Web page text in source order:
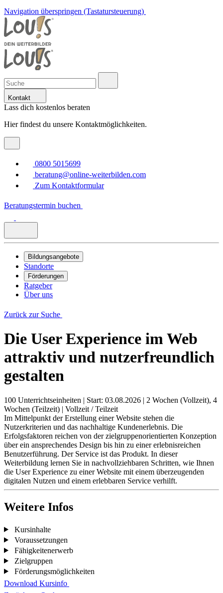
Navigation überspringen (Tastatursteuerung)
Kontakt
Lass dich kostenlos beraten
Hier findest du unsere Kontaktmöglichkeiten.
0800 5015699
beratung@online-weiterbilden.com
Zum Kontaktformular
Beratungstermin buchen
Bildungsangebote
Standorte
Förderungen
Ratgeber
Über uns
Zurück zur Suche
Die User Experience im Web
attraktiv und nutzerfreundlich
gestalten
100 Unterrichtseinheiten | Start: 03.08.2026 | 2 Wochen (Vollzeit), 4
Wochen (Teilzeit) | Vollzeit / Teilzeit
Im Mittelpunkt der Erstellung einer Website stehen die
Nutzerkriterien und das nachhaltige Kundenerlebnis. Die
Erfolgsfaktoren reichen von der zielgruppenorientierten Konzeption
über ein ansprechendes Design bis hin zu einer erlebnisreichen
Benutzerführung. Der Service ist das Produkt. In dieser
Weiterbildung lernen Sie in nachvollziehbaren Schritten, wie Ihnen
die User Experience zu einer Website mit einem überzeugenden
digitalen Nutzen und einem erlebbaren Service verhilft.
Weitere Infos
Kursinhalte
Voraussetzungen
Fähigkeitenerwerb
Zielgruppen
Förderungsmöglichkeiten
Download Kursinfo